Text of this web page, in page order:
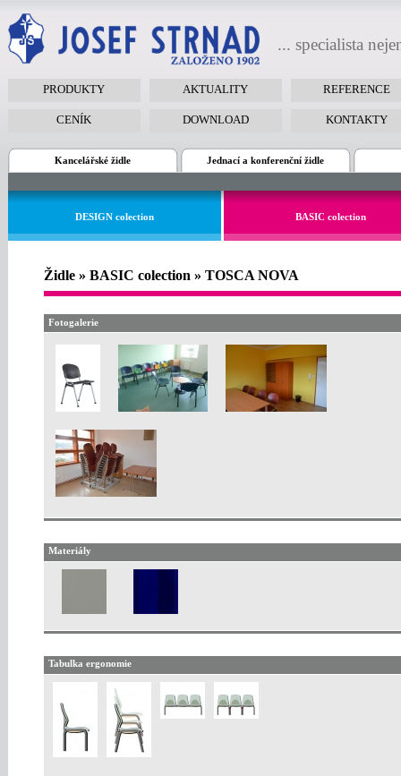
... specialista
PRODUKTY AKTUALITY REFERENCE
CENÍK DOWNLOAD KONTAKTY
Kancelářské židle Jednací a konferenční židle
DESIGN colection BASIC colection
Židle » BASIC colection » TOSCA NOVA
Fotogalerie
Materiály
Tabulka ergonomie